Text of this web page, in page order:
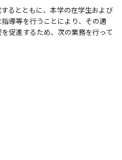
るとともに、本学の在学生および
導等を行うことにより、その適
促進するため、次の業務を行って